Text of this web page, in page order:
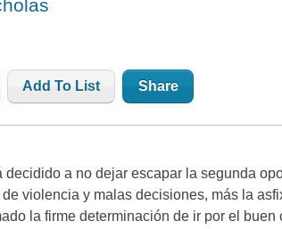
Add To List Share
decidido a no dejar escapar la segunda
violencia y malas decisiones, más la
la firme determinación de ir por el